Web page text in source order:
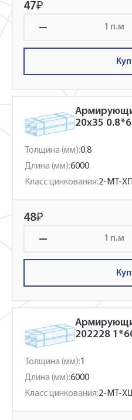
47₽
п.м
20x35
Толщина (мм):0.8
Длина (мм):6000
Класс цинкования:2-МТ-
48₽
п.м
202228
Толщина (мм):1
Длина (мм):6000
Класс цинкования:2-МТ-